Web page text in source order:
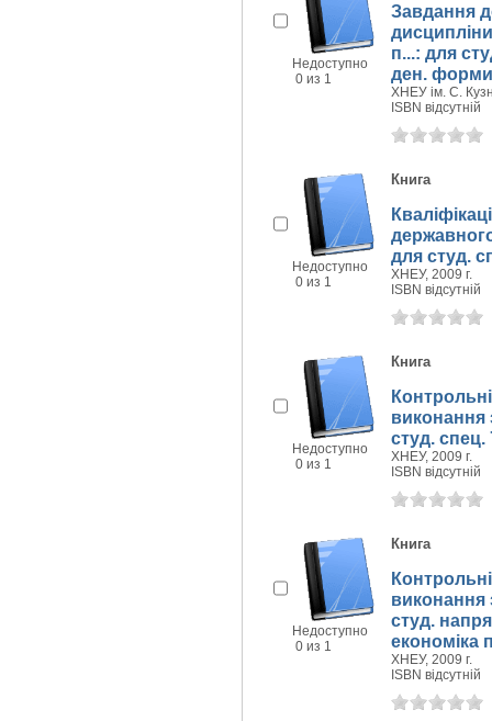
Недоступно
0 из 1
Завдання
п...: для
ден.
ХНЕУ ім. С.
ISBN відсутній
Недоступно
0 из 1
Книга
для студ.
ХНЕУ, 2009 г.
ISBN відсутній
Недоступно
0 из 1
Книга
виконання
студ.
ХНЕУ, 2009 г.
ISBN відсутній
Недоступно
0 из 1
Книга
виконання
студ.
економіка
ХНЕУ, 2009 г.
ISBN відсутній